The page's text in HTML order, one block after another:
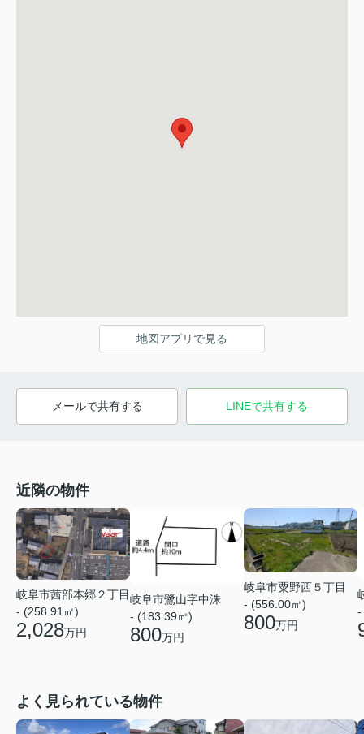
地図アプリで見る
メールで共有する LINEで共有する
近隣の物件
岐阜市茜部本郷２丁目
- (258.91㎡)
2,028万円
岐阜市鷺山字中洙
- (183.39㎡)
800万円
岐阜市粟野西５丁目
- (556.00㎡)
800万円
-
よく見られている物件